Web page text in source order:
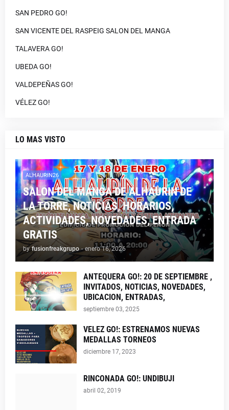
SAN PEDRO GO!
SAN VICENTE DEL RASPEIG SALON DEL MANGA
TALAVERA GO!
UBEDA GO!
VALDEPEÑAS GO!
VÉLEZ GO!
LO MAS VISTO
ALHAURIN26
SALON DEL MANGA DE ALHAURIN DE
LA TORRE, NOTICIAS, HORARIOS,
ACTIVIDADES, NOVEDADES, ENTRADA
GRATIS
by fusionfreakgrupo - enero 16, 2026
ANTEQUERA GO!: 20 DE SEPTIEMBRE ,
INVITADOS, NOTICIAS, NOVEDADES,
UBICACION, ENTRADAS,
septiembre 03, 2025
VELEZ GO!: ESTRENAMOS NUEVAS
MEDALLAS TORNEOS
diciembre 17, 2023
RINCONADA GO!: UNDIBUJI
abril 02, 2019